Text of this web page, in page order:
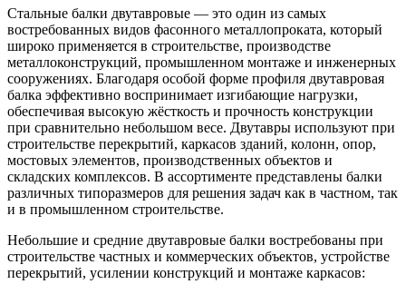
Стальные балки двутавровые — это один из самых
востребованных видов фасонного металлопроката, который
широко применяется в строительстве, производстве
металлоконструкций, промышленном монтаже и инженерных
сооружениях. Благодаря особой форме профиля двутавровая
балка эффективно воспринимает изгибающие нагрузки,
обеспечивая высокую жёсткость и прочность конструкции
при сравнительно небольшом весе. Двутавры используют при
строительстве перекрытий, каркасов зданий, колонн, опор,
мостовых элементов, производственных объектов и
складских комплексов. В ассортименте представлены балки
различных типоразмеров для решения задач как в частном, так
и в промышленном строительстве.
Небольшие и средние двутавровые балки востребованы при
строительстве частных и коммерческих объектов, устройстве
перекрытий, усилении конструкций и монтаже каркасов: